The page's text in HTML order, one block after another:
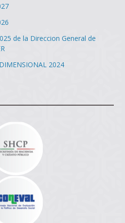
de la Direccion General de
2024